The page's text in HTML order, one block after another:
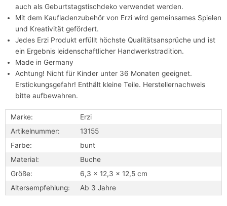
auch als Geburtstagstischdeko verwendet werden.
Mit dem Kaufladenzubehör von Erzi wird gemeinsames Spielen
und Kreativität gefördert.
Jedes Erzi Produkt erfüllt höchste Qualitätsansprüche und ist
ein Ergebnis leidenschaftlicher Handwerkstradition.
Made in Germany
Achtung! Nicht für Kinder unter 36 Monaten geeignet.
Erstickungsgefahr! Enthält kleine Teile. Herstellernachweis
bitte aufbewahren.
Marke:
Erzi
Artikelnummer:
13155
Farbe:
bunt
Material:
Buche
Größe:
6,3 x 12,3 x 12,5 cm
Altersempfehlung:
Ab 3 Jahre